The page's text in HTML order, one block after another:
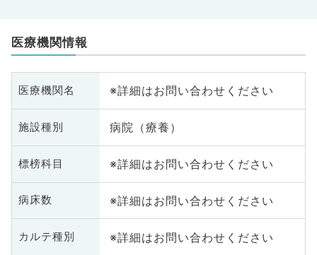
医療機関情報
医療機関名 ※詳細はお問い合わせください
施設種別 病院（療養）
標榜科目 ※詳細はお問い合わせください
病床数 ※詳細はお問い合わせください
カルテ種別 ※詳細はお問い合わせください